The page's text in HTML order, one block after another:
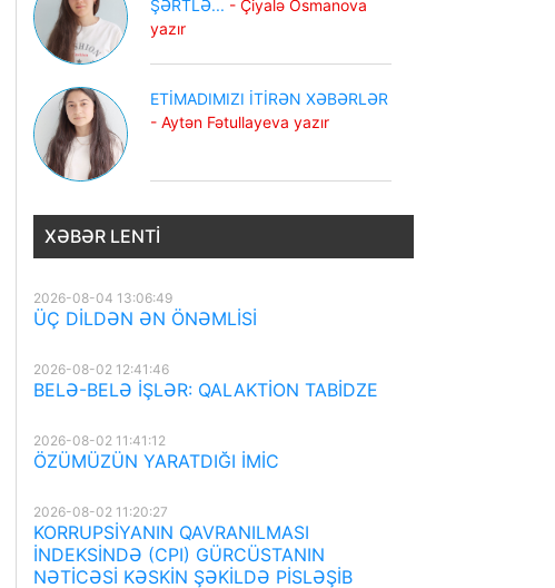
ŞƏRTLƏ... - Çiyalə Osmanova
yazır
ETİMADIMIZI İTİRƏN XƏBƏRLƏR
- Aytən Fətullayeva yazır
XƏBƏR LENTI
2026-08-04 13:06:49
ÜÇ DİLDƏN ƏN ÖNƏMLİSİ
2026-08-02 12:41:46
BELƏ-BELƏ İŞLƏR: QALAKTİON TABİDZE
2026-08-02 11:41:12
ÖZÜMÜZÜN YARATDIĞI İMİC
2026-08-02 11:20:27
KORRUPSİYANIN QAVRANILMASI
İNDEKSİNDƏ (CPI) GÜRCÜSTANIN
NƏTİCƏSİ KƏSKİN ŞƏKİLDƏ PİSLƏŞİB